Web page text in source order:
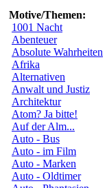
Motive/Themen:
1001 Nacht
Abenteuer
Absolute Wahrheiten
Afrika
Alternativen
Anwalt und Justiz
Architektur
Atom? Ja bitte!
Auf der Alm...
Auto - Bus
Auto - im Film
Auto - Marken
Auto - Oldtimer